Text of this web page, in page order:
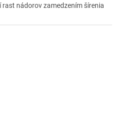
nádorov zamedzením šírenia